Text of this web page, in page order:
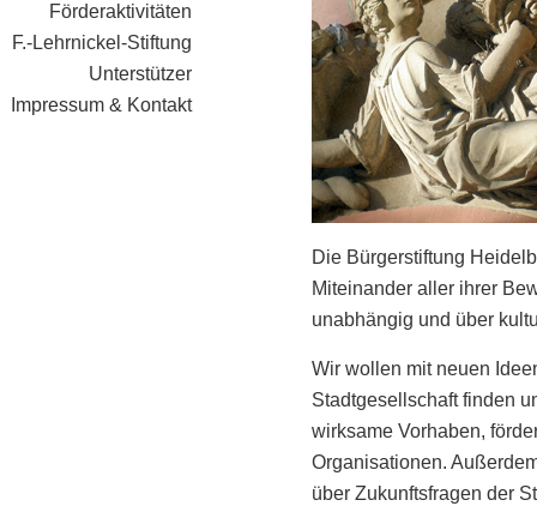
Förderaktivitäten
F.-Lehrnickel-Stiftung
Unterstützer
Impressum & Kontakt
Die Bürgerstiftung
Miteinander aller ihrer
unabhängig und über
Wir wollen mit neuen
Stadtgesellschaft finden
wirksame Vorhaben,
Organisationen.
über Zukunftsfragen der